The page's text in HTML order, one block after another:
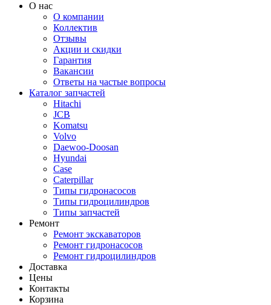
О нас
О компании
Коллектив
Отзывы
Акции и скидки
Гарантия
Вакансии
Ответы на частые вопросы
Каталог запчастей
Hitachi
JCB
Komatsu
Volvo
Daewoo-Doosan
Hyundai
Case
Caterpillar
Типы гидронасосов
Типы гидроцилиндров
Типы запчастей
Ремонт
Ремонт экскаваторов
Ремонт гидронасосов
Ремонт гидроцилиндров
Доставка
Цены
Контакты
Корзина